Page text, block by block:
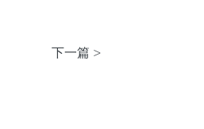
下一篇 >